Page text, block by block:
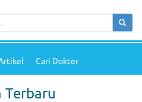
Cari Dokter
Terbaru